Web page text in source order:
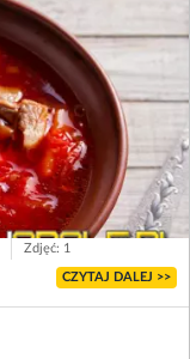
Zdjęć: 1
CZYTAJ DALEJ >>